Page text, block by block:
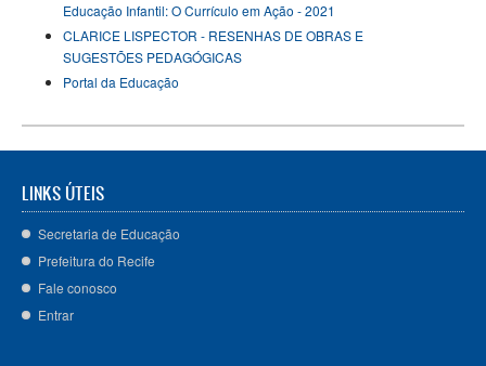
Educação Infantil: O Currículo em Ação - 2021
CLARICE LISPECTOR - RESENHAS DE OBRAS E
SUGESTÕES PEDAGÓGICAS
Portal da Educação
LINKS ÚTEIS
Secretaria de Educação
Prefeitura do Recife
Fale conosco
Entrar